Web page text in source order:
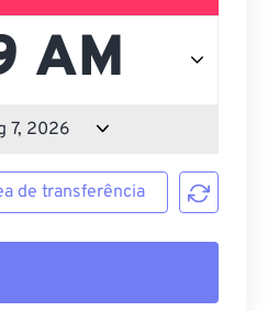
de transferência